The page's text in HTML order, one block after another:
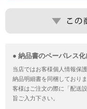
● 納品書のペーパレス
当店ではお客様個人情報保
納品明細書を同梱しており
客様はご注文の際に「配送
旨ご入力下さい。